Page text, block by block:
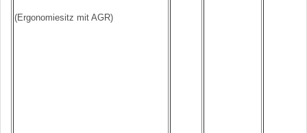
(Ergonomiesitz mit AGR)